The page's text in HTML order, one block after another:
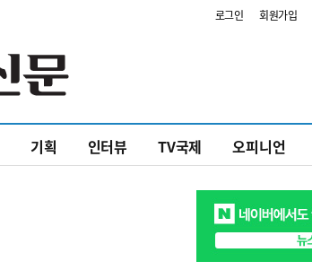
로그인 회원가입
기획 인터뷰 TV국제 오피니언